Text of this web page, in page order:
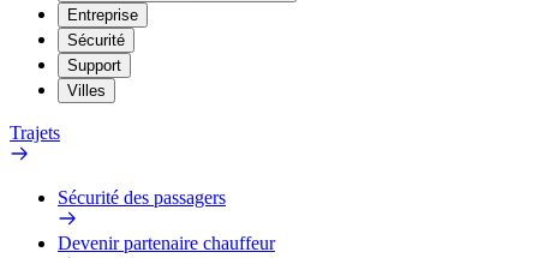
Entreprise
Sécurité
Support
Villes
Trajets
Sécurité des passagers
Devenir partenaire chauffeur